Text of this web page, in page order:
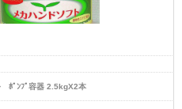
ﾎﾟﾝﾌﾟ容器 2.5kgX2本